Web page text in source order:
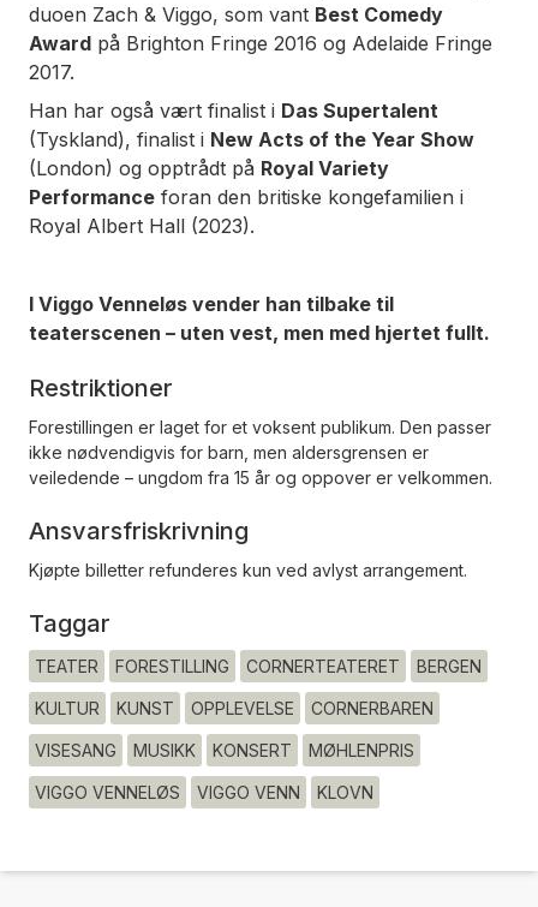
duoen Zach & Viggo, som vant Best Comedy
Award på Brighton Fringe 2016 og Adelaide Fringe
2017.
Han har også vært finalist i Das Supertalent
(Tyskland), finalist i New Acts of the Year Show
(London) og opptrådt på Royal Variety
Performance foran den britiske kongefamilien i
Royal Albert Hall (2023).
I Viggo Venneløs vender han tilbake til
teaterscenen – uten vest, men med hjertet fullt.
Restriktioner
Forestillingen er laget for et voksent publikum. Den passer
ikke nødvendigvis for barn, men aldersgrensen er
veiledende – ungdom fra 15 år og oppover er velkommen.
Ansvarsfriskrivning
Kjøpte billetter refunderes kun ved avlyst arrangement.
Taggar
TEATER FORESTILLING CORNERTEATERET BERGEN
KULTUR KUNST OPPLEVELSE CORNERBAREN
VISESANG MUSIKK KONSERT MØHLENPRIS
VIGGO VENNELØS VIGGO VENN KLOVN